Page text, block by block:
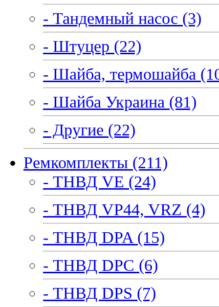
- Тандемный насос (3)
- Штуцер (22)
- Шайба, термошайба
- Шайба Украина (81)
- Другие (22)
Ремкомплекты (211)
- ТНВД VE (24)
- ТНВД VP44, VRZ (4)
- ТНВД DPA (15)
- ТНВД DPC (6)
- ТНВД DPS (7)